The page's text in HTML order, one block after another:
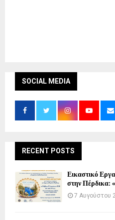
SOCIAL MEDIA
RECENT POSTS
Εικαστικό
στην Πέρδικα:
7 Αυγούστου